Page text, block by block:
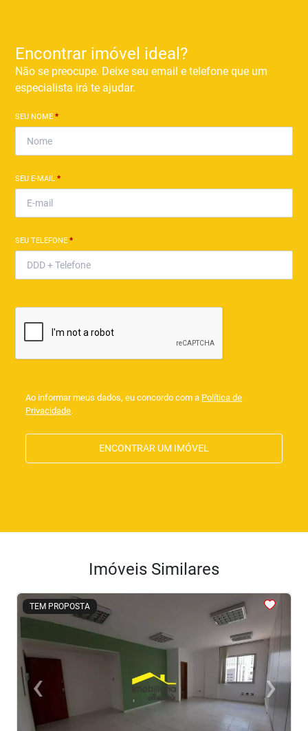
Encontrar imóvel ideal?
Não se preocupe. Deixe seu email e telefone que um
especialista irá te ajudar.
SEU NOME*
SEU E-MAIL*
SEU TELEFONE*
Ao informar meus dados, eu concordo com a Política de
Privacidade.
ENCONTRAR UM IMÓVEL
Imóveis Similares
TEM PROPOSTA
<<<<
‹Previous ›Next